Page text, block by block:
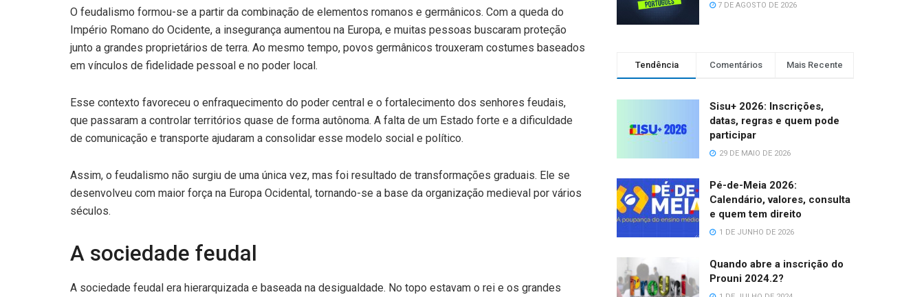
O feudalismo formou-se a partir da combinação de elementos romanos e germânicos. Com a queda do
Império Romano do Ocidente, a insegurança aumentou na Europa, e muitas pessoas buscaram proteção
junto a grandes proprietários de terra. Ao mesmo tempo, povos germânicos trouxeram costumes baseados
em vínculos de fidelidade pessoal e no poder local.
Esse contexto favoreceu o enfraquecimento do poder central e o fortalecimento dos senhores feudais,
que passaram a controlar territórios quase de forma autônoma. A falta de um Estado forte e a dificuldade
de comunicação e transporte ajudaram a consolidar esse modelo social e político.
Assim, o feudalismo não surgiu de uma única vez, mas foi resultado de transformações graduais. Ele se
desenvolveu com maior força na Europa Ocidental, tornando-se a base da organização medieval por vários
séculos.
A sociedade feudal
A sociedade feudal era hierarquizada e baseada na desigualdade. No topo estavam o rei e os grandes
7 DE AGOSTO DE 2026
Tendência Comentários Mais Recente
Sisu+ 2026: Inscrições,
datas, regras e quem pode
participar
29 DE MAIO DE 2026
Pé-de-Meia 2026:
Calendário, valores, consulta
e quem tem direito
1 DE JUNHO DE 2026
Quando abre a inscrição do
Prouni 2024.2?